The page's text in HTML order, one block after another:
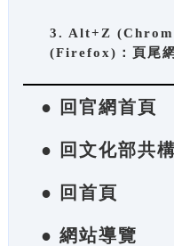
3. Alt+Z
(Firefox)：頁尾網
● 回官網首頁
● 回文化部共
● 回首頁
● 網站導覽